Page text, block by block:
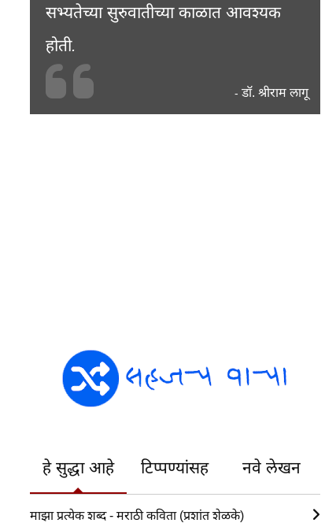
सभ्यतेच्या सुरुवातीच्या काळात आवश्यक
होती.
- डॉ. श्रीराम लागू
हे सुद्धा आहे टिप्पण्यांसह नवे लेखन
माझा प्रत्येक शब्द - मराठी कविता (प्रशांत शेळके)